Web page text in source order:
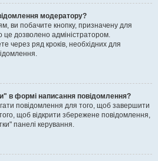
модератору?
ви побачите кнопку, призначену для
це дозволено адміністратором.
через ряд кроків, необхідних для
в формі написання повідомлення?
повідомлення для того, щоб завершити
щоб відкрити збережене повідомлення,
панелі керування.